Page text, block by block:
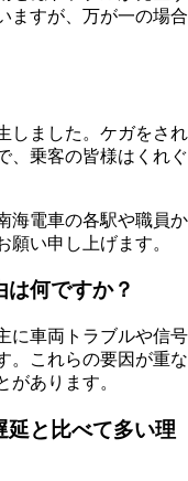
ますが、万が一の場合
しました。ケガをされ
、乗客の皆様はくれぐ
海電車の各駅や職員か
願い申し上げます。
何ですか？
に車両トラブルや信号
。これらの要因が重な
があります。
延と比べて多い理